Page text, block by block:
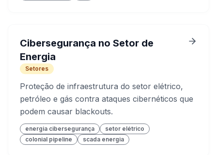
Cibersegurança no Setor de
Energia
Setores
Proteção de infraestrutura do setor elétrico,
petróleo e gás contra ataques cibernéticos que
podem causar blackouts.
energia cibersegurança
setor elétrico
colonial pipeline
scada energia